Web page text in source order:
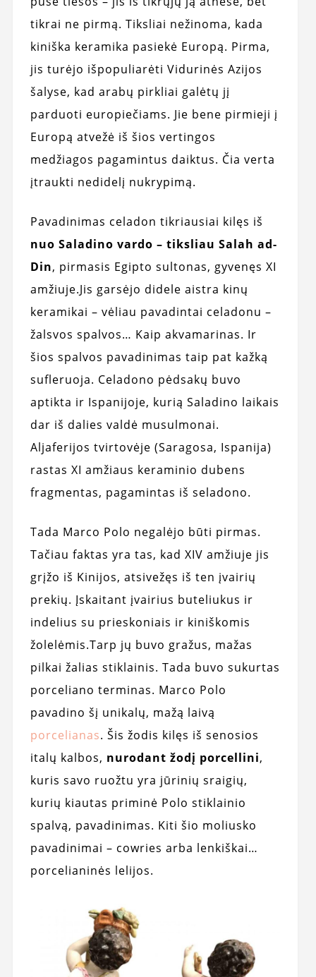
tikrai ne pirmą. Tiksliai nežinoma, kada
kiniška keramika pasiekė Europą. Pirma,
jis turėjo išpopuliarėti Vidurinės Azijos
šalyse, kad arabų pirkliai galėtų jį
parduoti europiečiams. Jie bene pirmieji į
Europą atvežė iš šios vertingos
medžiagos pagamintus daiktus. Čia verta
įtraukti nedidelį nukrypimą.
Pavadinimas celadon tikriausiai kilęs iš
nuo Saladino vardo – tiksliau Salah ad-
Din, pirmasis Egipto sultonas, gyvenęs XI
amžiuje.Jis garsėjo didele aistra kinų
keramikai – vėliau pavadintai celadonu –
žalsvos spalvos… Kaip akvamarinas. Ir
šios spalvos pavadinimas taip pat kažką
sufleruoja. Celadono pėdsakų buvo
aptikta ir Ispanijoje, kurią Saladino laikais
dar iš dalies valdė musulmonai.
Aljaferijos tvirtovėje (Saragosa, Ispanija)
rastas XI amžiaus keraminio dubens
fragmentas, pagamintas iš seladono.
Tada Marco Polo negalėjo būti pirmas.
Tačiau faktas yra tas, kad XIV amžiuje jis
grįžo iš Kinijos, atsivežęs iš ten įvairių
prekių. Įskaitant įvairius buteliukus ir
indelius su prieskoniais ir kiniškomis
žolelėmis.Tarp jų buvo gražus, mažas
pilkai žalias stiklainis. Tada buvo sukurtas
porceliano terminas. Marco Polo
pavadino šį unikalų, mažą laivą
porcelianas. Šis žodis kilęs iš senosios
italų kalbos, nurodant žodį porcellini,
kuris savo ruožtu yra jūrinių sraigių,
kurių kiautas priminė Polo stiklainio
spalvą, pavadinimas. Kiti šio moliusko
pavadinimai – cowries arba lenkiškai…
porcelianinės lelijos.